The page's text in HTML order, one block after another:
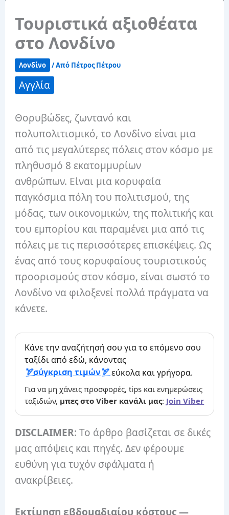
Τουριστικά αξιοθέατα
στο Λονδίνο
Λονδίνο / Από Πέτρος Πέτρου
Αγγλία
Θορυβώδες, ζωντανό και
πολυπολιτισμικό, το Λονδίνο είναι μια
από τις μεγαλύτερες πόλεις στον κόσμο με
πληθυσμό 8 εκατομμυρίων
ανθρώπων. Είναι μια κορυφαία
παγκόσμια πόλη του πολιτισμού, της
μόδας, των οικονομικών, της πολιτικής και
του εμπορίου και παραμένει μια από τις
πόλεις με τις περισσότερες επισκέψεις. Ως
ένας από τους κορυφαίους τουριστικούς
προορισμούς στον κόσμο, είναι σωστό το
Λονδίνο να φιλοξενεί πολλά πράγματα να
κάνετε.
Κάνε την αναζήτησή σου για το επόμενο σου
ταξίδι από εδώ, κάνοντας
σύγκριση τιμών
εύκολα και γρήγορα.
Για να μη χάνεις προσφορές, tips και ενημερώσεις
ταξιδιών, μπες στο Viber κανάλι μας: Join Viber
DISCLAIMER: Το άρθρο βασίζεται σε δικές
μας απόψεις και πηγές. Δεν φέρουμε
ευθύνη για τυχόν σφάλματα ή
ανακρίβειες.
Εκτίμηση εβδομαδιαίου κόστους —